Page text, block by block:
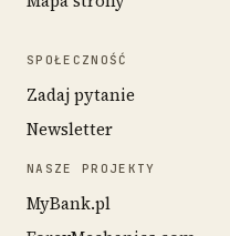
SPOŁECZNOŚĆ
Zadaj pytanie
Newsletter
NASZE PROJEKTY
MyBank.pl